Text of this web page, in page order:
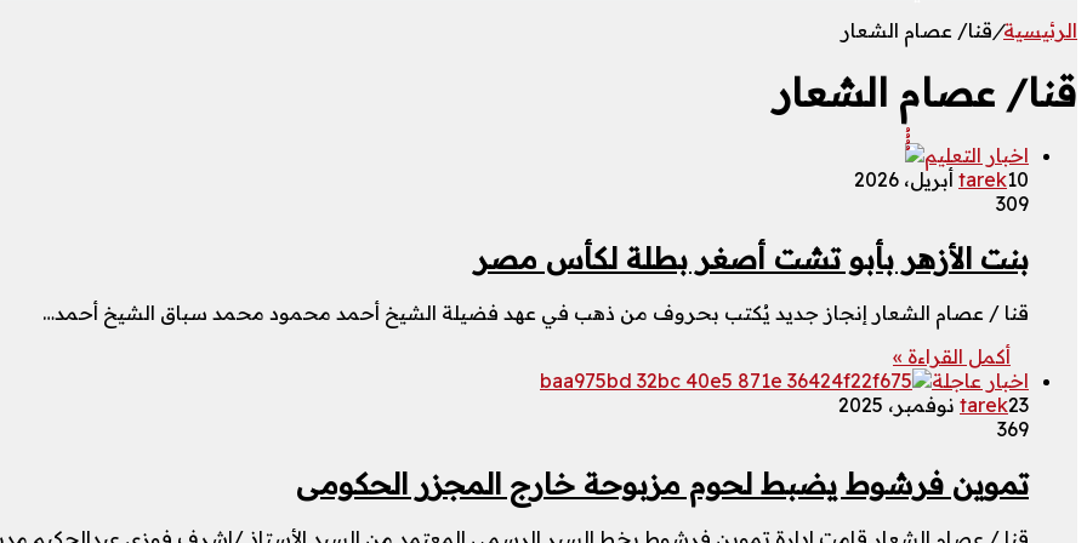
الرئيسية/قنا/ عصام الشعار
قنا/ عصام الشعار
اخبار التعليم
tarek10 أبريل، 2026
309
بنت الأزهر بأبو تشت أصغر بطلة لكأس مصر
قنا / عصام الشعار إنجاز جديد يُكتب بحروف من ذهب في عهد فضيلة الشيخ أحمد محمود محمد سباق الشيخ أحمد…
أكمل القراءة »
اخبار عاجلة
tarek23 نوفمبر، 2025
369
تموين فرشوط يضبط لحوم مزبوحة خارج المجزر الحكومى
قنا / عصام الشعار قامت إدارة تموين فرشوط بخط السير الرسمي المعتمد من السيد الأستاذ /اشرف فوزي عبدالحكيم مدير